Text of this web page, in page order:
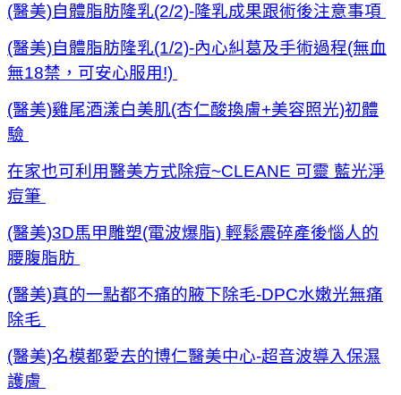
(醫美)自體脂肪隆乳(2/2)-隆乳成果跟術後注意事項
(醫美)自體脂肪隆乳(1/2)-內心糾葛及手術過程(無血
無18禁，可安心服用!)
(醫美)雞尾酒漾白美肌(杏仁酸換膚+美容照光)初體
驗
在家也可利用醫美方式除痘~CLEANE 可靈 藍光淨
痘筆
(醫美)3D馬甲雕塑(電波爆脂) 輕鬆震碎產後惱人的
腰腹脂肪
(醫美)真的一點都不痛的腋下除毛-DPC水嫩光無痛
除毛
(醫美)名模都愛去的博仁醫美中心-超音波導入保濕
護膚